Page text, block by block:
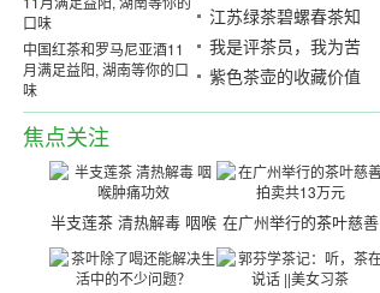
中国红茶和罗马尼亚酒11
月满足益阳, 湖南等你的口
味
悦
江苏绿茶碧螺春茶知
识文化
我是评茶员，我为苦
涩代
紫色茶壶的收藏价值
及维护方法介绍
焦点关注
在广州举行的茶叶慈善
拍卖共13万元
半支莲茶 清热解毒 咽喉
肿痛功效